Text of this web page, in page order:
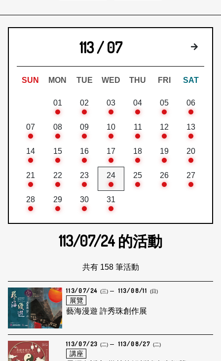
113 / 07 下個月
SUN MON TUE WED THU FRI SAT
01 02 03 04 05 06
07 08 09 10 11 12 13
14 15 16 17 18 19 20
21 22 23 24 25 26 27
28 29 30 31
113/07/24的活動
共有 158 筆活動
113/07/24 (三) 113/08/11 (日)
展覽
藝海漫遊 許秀珠創作展
113/07/23 (二) 113/08/27 (二)
講座